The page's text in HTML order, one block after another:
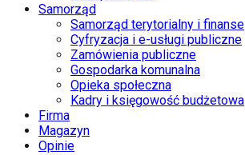
Samorząd
Samorząd terytorialny i finanse
Cyfryzacja i e-usługi publiczne
Zamówienia publiczne
Gospodarka komunalna
Opieka społeczna
Kadry i księgowość budżetowa
Firma
Magazyn
Opinie